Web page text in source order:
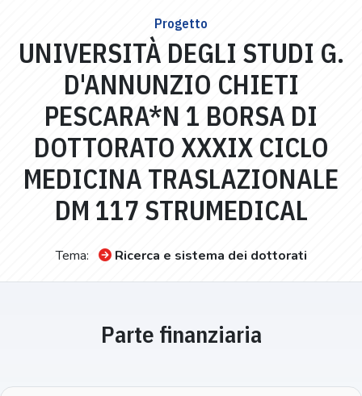
Progetto
UNIVERSITÀ DEGLI STUDI G.
D'ANNUNZIO CHIETI
PESCARA*N 1 BORSA DI
DOTTORATO XXXIX CICLO
MEDICINA TRASLAZIONALE
DM 117 STRUMEDICAL
Tema: Ricerca e sistema dei dottorati
Parte finanziaria